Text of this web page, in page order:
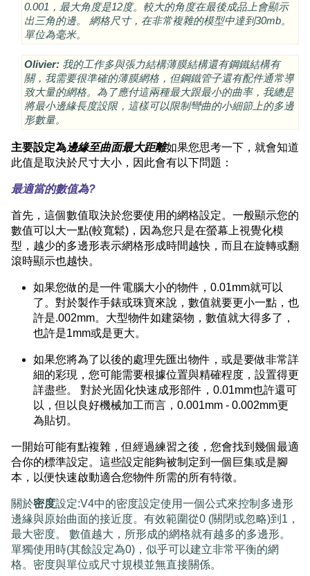
0.001，最大角度是12度。較大的角度在最後成品上會顯示
出三角的邊。 網格尺寸，在非常複雜的模型中達到30mb。
單位為毫米。
Olivier:我的工作多與張力結構薄膜結構還有鋼鐵結構有
關，我需要很準確的薄膜網格，但鋼鐵管子還有配件通常導
致大量的網格。為了應付這兩種最大跟最小的曲率，我總是
將最小邊緣長度設限，這樣可以限制彎曲的小細節上的多邊
形數量。
主要設定為邊緣至曲面最大距離如果您思考一下，就會知道
此值是取決於尺寸大小，因此會有以下問題：
最適當的數值為?
首先，這個數值取決於您要使用的網格設定。一般顯示您的
數值可以大一點(較寬鬆)，因為您只是在螢幕上視覺化模
型，越少的多邊形表示網格形成時間越快，而且在旋轉或翻
滾時顯示也越快。
如果您做的是一件電腦大小的物件，0.01mm就可以
了。對於製作手錶或珠寶來說，數值就要更小一點，也
許是.002mm。大型物件如建築物，數值就大得多了，
也許是1mm或是更大。
如果您將為了以後的處理先匯出物件，或是要做非常詳
細的彩現，您可能需要根據位置與精確程度，設置得更
詳盡些。 對於光固化快速成形部件，0.01mm也許還可
以，但以良好機械加工而言，0.001mm - 0.002mm更
為貼切。
一開始可能有點複雜，但經過練習之後，您會找到幾個最適
合你的標準設定。這些設定能夠被制定到一個巨集或是腳
本，以便快速啟動適合您物件所需的所有特徵。
關於密度設定:V4中的密度設定使用一個公式來控制多邊形
邊緣與原始曲面的接近度。有效範圍從0 (關閉或忽略)到1，
最大密度。 數值越大，所形成的網格就有越多的多邊形。
單獨使用時(其餘設定為0)，似乎可以建立非常平衡的網
格。密度與單位或尺寸規模並無直接關係。